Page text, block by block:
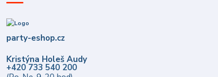
party-eshop.cz
Kristýna Holeš Audy
+420 733 540 200